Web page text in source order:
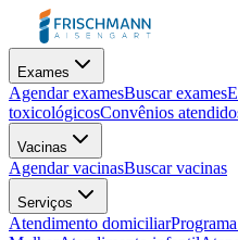
Exames
Agendar examesBuscar exames
toxicológicosConvênios
Vacinas
Agendar vacinasBuscar vacinas
Serviços
Atendimento domiciliar